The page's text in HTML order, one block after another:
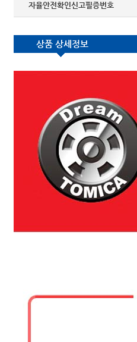
자율안전확인신고필증번호
상품 상세정보